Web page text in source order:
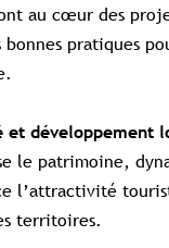
au cœur des
bonnes pratiques
développement
le patrimoine,
l’attractivité
territoires.